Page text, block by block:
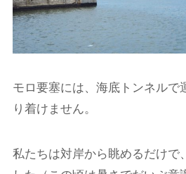
モロ要塞には、海底トンネルで
り着けません。
私たちは対岸から眺めるだけで